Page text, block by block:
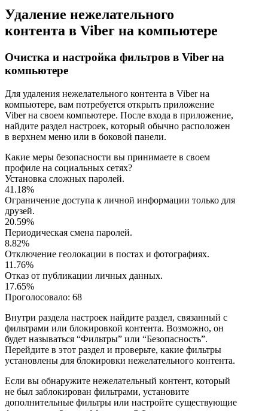
Удаление нежелательного
контента в Viber на компьютере
Очистка и настройка фильтров в Viber на
компьютере
Для удаления нежелательного контента в Viber на
компьютере, вам потребуется открыть приложение
Viber на своем компьютере. После входа в приложение,
найдите раздел настроек, который обычно расположен
в верхнем меню или в боковой панели.
Какие меры безопасности вы принимаете в своем
профиле на социальных сетях?
Установка сложных паролей.
41.18%
Ограничение доступа к личной информации только для
друзей.
20.59%
Периодическая смена паролей.
8.82%
Отключение геолокации в постах и фотографиях.
11.76%
Отказ от публикации личных данных.
17.65%
Проголосовало: 68
Внутри раздела настроек найдите раздел, связанный с
фильтрами или блокировкой контента. Возможно, он
будет называться “Фильтры” или “Безопасность”.
Перейдите в этот раздел и проверьте, какие фильтры
установлены для блокировки нежелательного контента.
Если вы обнаружите нежелательный контент, который
не был заблокирован фильтрами, установите
дополнительные фильтры или настройте существующие